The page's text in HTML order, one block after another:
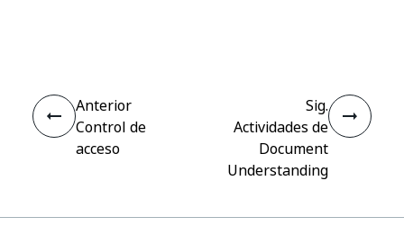
Anterior
Control de
acceso
Sig.
Actividades de
Document
Understanding